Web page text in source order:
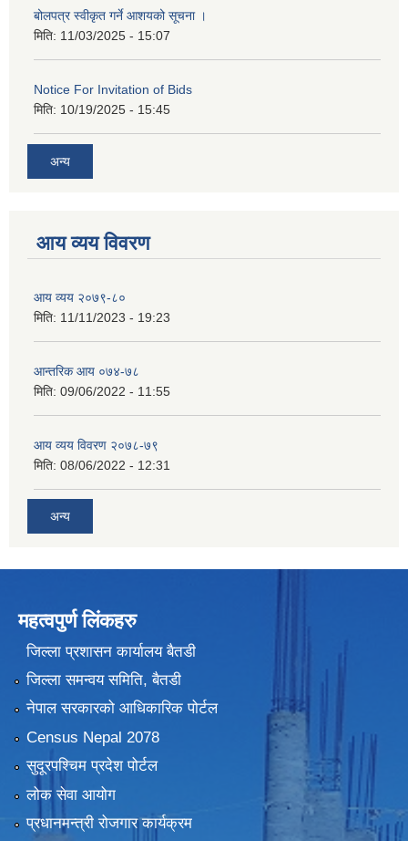
बोलपत्र स्वीकृत गर्ने आशयको सूचना ।
मिति: 11/03/2025 - 15:07
Notice For Invitation of Bids
मिति: 10/19/2025 - 15:45
अन्य
आय व्यय विवरण
आय व्यय २०७९-८०
मिति: 11/11/2023 - 19:23
आन्तरिक आय ०७४-७८
मिति: 09/06/2022 - 11:55
आय व्यय विवरण २०७८-७९
मिति: 08/06/2022 - 12:31
अन्य
महत्वपुर्ण लिंकहरु
जिल्ला प्रशासन कार्यालय बैतडी
जिल्ला समन्वय समिति, बैतडी
नेपाल सरकारको आधिकारिक पोर्टल
Census Nepal 2078
सुदूरपश्चिम प्रदेश पोर्टल
लोक सेवा आयोग
प्रधानमन्त्री रोजगार कार्यक्रम